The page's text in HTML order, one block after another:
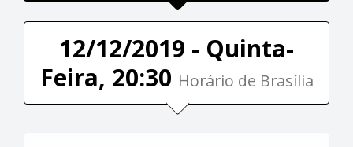
12/12/2019 - Quinta-
Feira, 20:30 Horário de Brasília